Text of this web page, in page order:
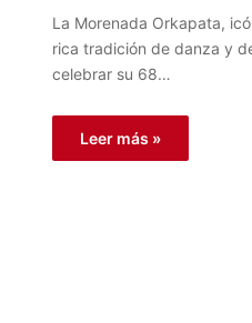
La Morenada Orkapata,
rica tradición de danza y
celebrar su 68…
Leer más »